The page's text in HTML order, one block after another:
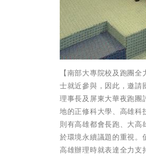
【南部大專院校及跑團
士就近參與，因此，邀請
理事長及屏東大華夜跑團
地的正修科大學、高雄科
則有高雄都會長跑、大高
於環境永續議題的重視。
高雄辦理時就表達全力支